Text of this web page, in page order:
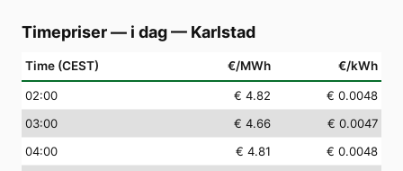
Timepriser — i dag— Karlstad
Time (CEST) €/MWh €/kWh
02:00 € 4.82
€ 0.0048
03:00 € 4.66
€ 0.0047
04:00 € 4.81
€ 0.0048